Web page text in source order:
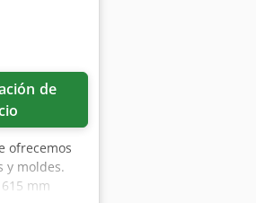
ofrecemos
y moldes.
mm